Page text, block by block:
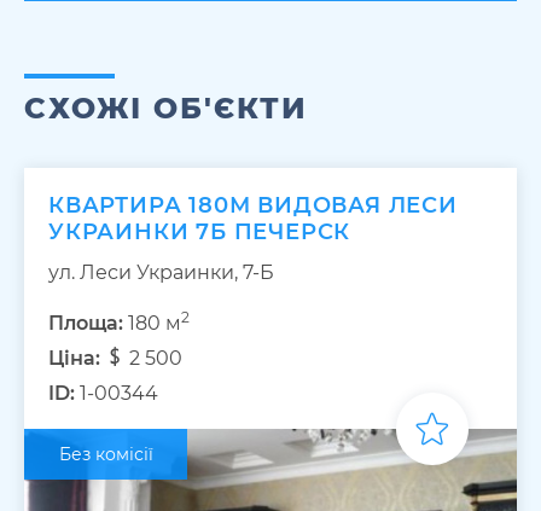
СХОЖІ ОБ'ЄКТИ
КВАРТИРА 180М ВИДОВАЯ ЛЕСИ
УКРАИНКИ 7Б ПЕЧЕРСК
ул. Леси Украинки, 7-Б
Площа: 180 м2
Ціна:
2 500
ID: 1-00344
Без комісії